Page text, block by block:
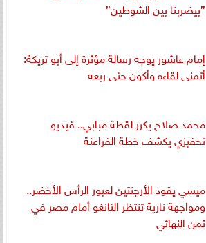
”بيضربنا بين الشوطين”
إمام عاشور يوجه رسالة مؤثرة إلى أبو تريكة:
أتمنى لقاءه وأكون حتى ربعه
محمد صلاح يكرر لقطة مبابي.. فيديو
تحفيزي يكشف خطة الفراعنة
ميسي يقود الأرجنتين لعبور الرأس الأخضر..
ومواجهة نارية تنتظر التانغو أمام مصر في
ثمن النهائي